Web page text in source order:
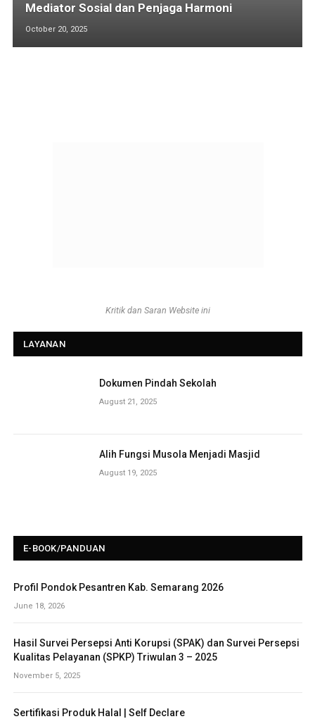
Mediator Sosial dan Penjaga Harmoni
October 20, 2025
Kritik dan Saran Website ini
LAYANAN
Dokumen Pindah Sekolah
August 21, 2025
Alih Fungsi Musola Menjadi Masjid
August 19, 2025
E-BOOK/PANDUAN
Profil Pondok Pesantren Kab. Semarang 2026
June 18, 2026
Hasil Survei Persepsi Anti Korupsi (SPAK) dan Survei Persepsi
Kualitas Pelayanan (SPKP) Triwulan 3 – 2025
November 5, 2025
Sertifikasi Produk Halal | Self Declare